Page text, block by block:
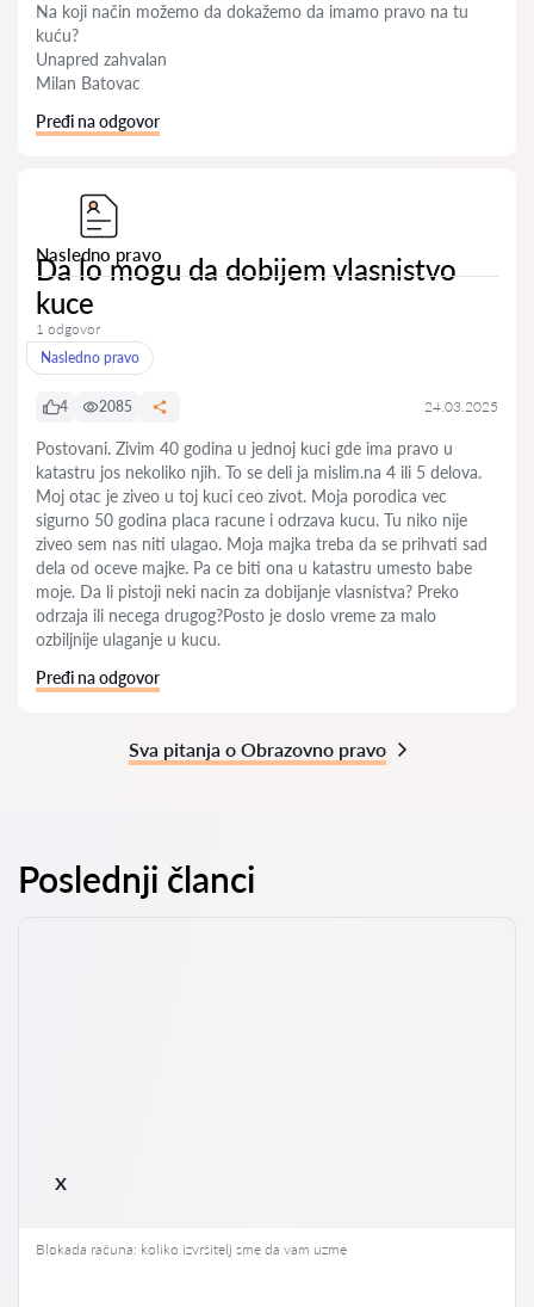
Na koji način možemo da dokažemo da imamo pravo na tu
kuću?
Unapred zahvalan
Milan Batovac
Pređi na odgovor
Nasledno pravo
Da lo mogu da dobijem vlasnistvo
kuce
1 odgovor
Nasledno pravo
4 2085 24.03.2025
Postovani. Zivim 40 godina u jednoj kuci gde ima pravo u
katastru jos nekoliko njih. To se deli ja mislim.na 4 ili 5 delova.
Moj otac je ziveo u toj kuci ceo zivot. Moja porodica vec
sigurno 50 godina placa racune i odrzava kucu. Tu niko nije
ziveo sem nas niti ulagao. Moja majka treba da se prihvati sad
dela od oceve majke. Pa ce biti ona u katastru umesto babe
moje. Da li pistoji neki nacin za dobijanje vlasnistva? Preko
odrzaja ili necega drugog?Posto je doslo vreme za malo
ozbiljnije ulaganje u kucu.
Pređi na odgovor
Sva pitanja o Obrazovno pravo
Poslednji članci
x
Blokada računa: koliko izvršitelj sme da vam uzme